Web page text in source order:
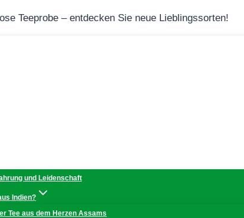
Teeprobe – entdecken Sie neue Lieblingssorten!
und Leidenschaft
Indien?
Tee aus dem Herzen Assams